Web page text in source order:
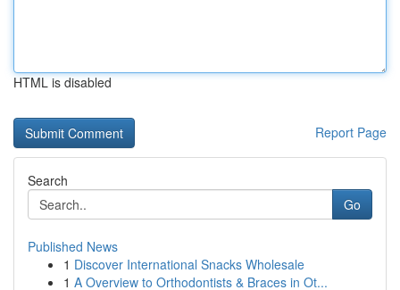
HTML is disabled
Report Page
Search
Go
Published News
1 Discover International Snacks Wholesale
1 A Overview to Orthodontists & Braces in Ot...